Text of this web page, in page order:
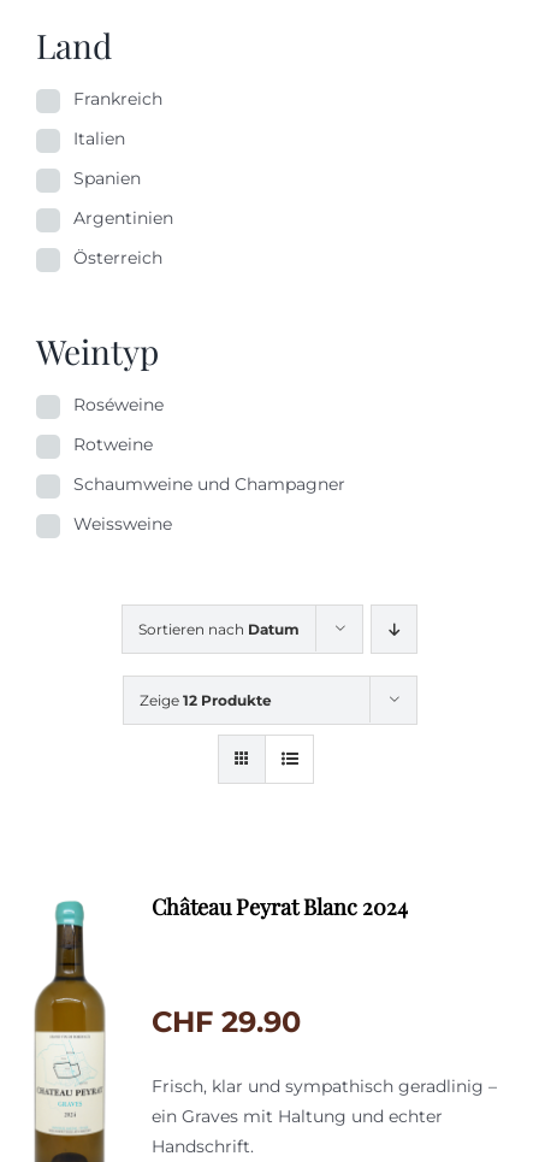
Sortieren nach Datum
Zeige 12 Produkte
Château Peyrat Blanc 2024
CHF 29.90
Frisch, klar und sympathisch geradlinig –
ein Graves mit Haltung und echter
Handschrift.
Land
Frankreich
Italien
Spanien
Argentinien
Österreich
Weintyp
Roséweine
Rotweine
Schaumweine und Champagner
Weissweine